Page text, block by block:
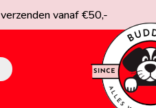
vanaf €50,-